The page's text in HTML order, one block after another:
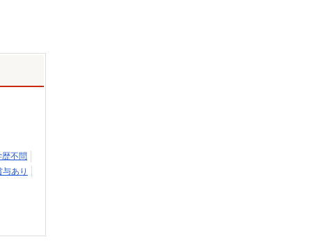
歴不問
あり